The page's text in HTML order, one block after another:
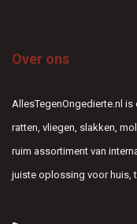
Over ons
AllesTegenOngedierte.nl
ratten, vliegen, slakken,
ruim assortiment van
juiste oplossing voor huis,